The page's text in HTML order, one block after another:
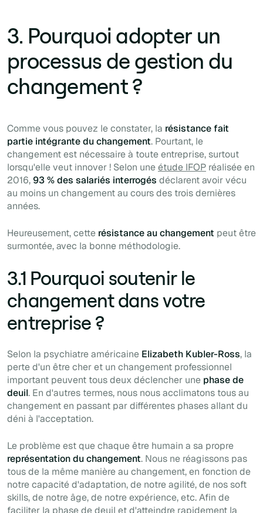
3. Pourquoi adopter un
processus de gestion du
changement ?
Comme vous pouvez le constater, la résistance fait
partie intégrante du changement. Pourtant, le
changement est nécessaire à toute entreprise, surtout
lorsqu'elle veut innover ! Selon uneétude IFOP réalisée en
2016, 93 % des salariés interrogés déclarent avoir vécu
au moins un changement au cours des trois dernières
années.
Heureusement, cette résistance au changement peut être
surmontée, avec la bonne méthodologie.
3.1 Pourquoi soutenir le
changement dans votre
entreprise ?
Selon la psychiatre américaine Elizabeth Kubler-Ross, la
perte d'un être cher et un changement professionnel
important peuvent tous deux déclencher une phase de
deuil. En d'autres termes, nous nous acclimatons tous au
changement en passant par différentes phases allant du
déni à l'acceptation.
Le problème est que chaque être humain a sa propre
représentation du changement. Nous ne réagissons pas
tous de la même manière au changement, en fonction de
notre capacité d'adaptation, de notre agilité, de nossoft
skills, de notre âge, de notre expérience, etc. Afin de
faciliter la phase de deuil et d'atteindre rapidement la